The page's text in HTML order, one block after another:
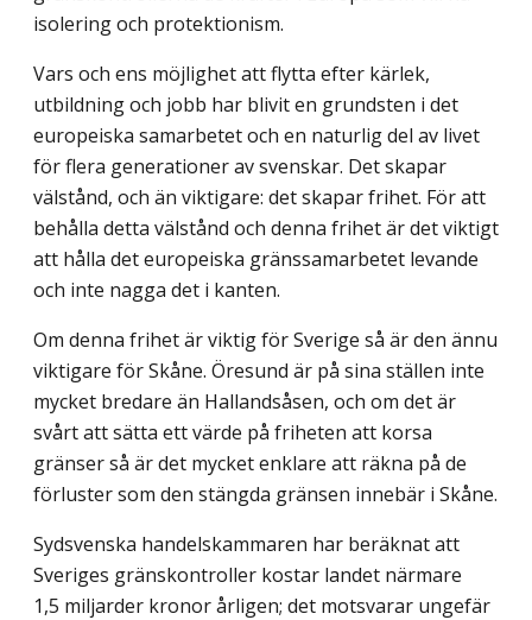
isolering och protektionism.
Vars och ens möjlighet att flytta efter kärlek,
utbildning och jobb har blivit en grundsten i det
europeiska samarbetet och en naturlig del av livet
för flera generationer av svenskar. Det skapar
välstånd, och än viktigare: det skapar frihet. För att
behålla detta välstånd och denna frihet är det viktigt
att hålla det europeiska gränssamarbetet levande
och inte nagga det i kanten.
Om denna frihet är viktig för Sverige så är den ännu
viktigare för Skåne. Öresund är på sina ställen inte
mycket bredare än Hallandsåsen, och om det är
svårt att sätta ett värde på friheten att korsa
gränser så är det mycket enklare att räkna på de
förluster som den stängda gränsen innebär i Skåne.
Sydsvenska handelskammaren har beräknat att
Sveriges gränskontroller kostar landet närmare
1,5 miljarder kronor årligen; det motsvarar ungefär